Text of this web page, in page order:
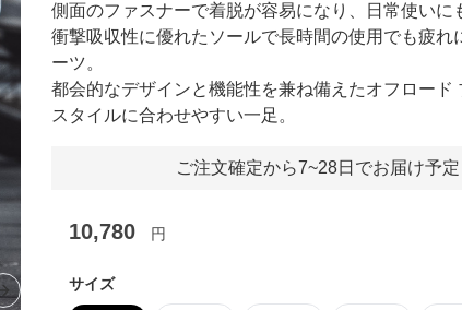
Next slide
側面のファスナーで着脱が容易になり、日常使いに
衝撃吸収性に優れたソールで長時間の使用でも疲れ
ーツ。
都会的なデザインと機能性を兼ね備えたオフロード
スタイルに合わせやすい一足。
ご注文確定から7~28日でお届け予定
10,780 円
サイズ